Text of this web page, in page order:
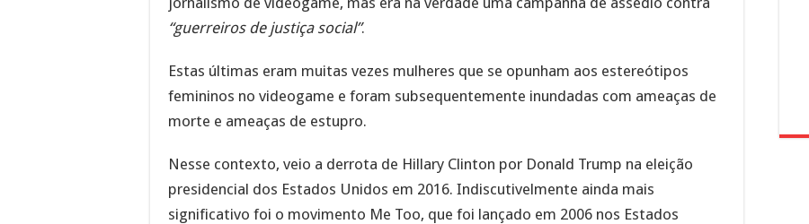
“guerreiros de justiça social”.
Estas últimas eram muitas vezes mulheres que se opunham aos estereótipos
femininos no videogame e foram subsequentemente inundadas com ameaças de
morte e ameaças de estupro.
Nesse contexto, veio a derrota de Hillary Clinton por Donald Trump na eleição
presidencial dos Estados Unidos em 2016. Indiscutivelmente ainda mais
significativo foi o movimento Me Too, que foi lançado em 2006 nos Estados